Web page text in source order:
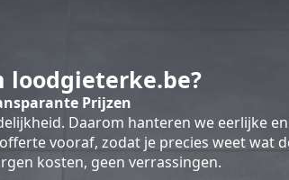
loodgieterke.be?
Prijzen
Daarom hanteren we eerlijke
vooraf, zodat je precies weet wat
kosten, geen verrassingen.